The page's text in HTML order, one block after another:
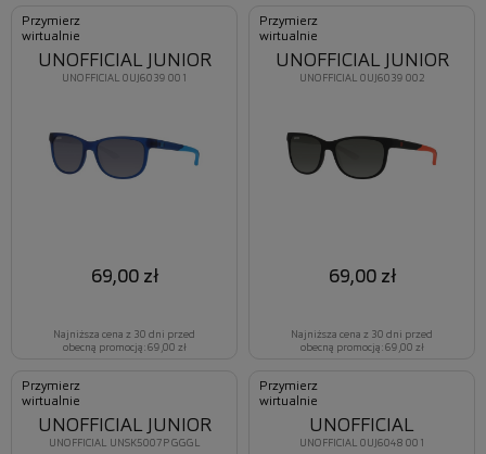
Przymierz
wirtualnie
UNOFFICIAL 0UJ6039 001
UNOFFICIAL JUNIOR
69,00 zł
Najniższa cena z 30 dni przed
obecną promocją: 69,00 zł
Przymierz
wirtualnie
UNOFFICIAL 0UJ6039 002
UNOFFICIAL JUNIOR
69,00 zł
Najniższa cena z 30 dni przed
obecną promocją: 69,00 zł
Przymierz
wirtualnie
UNOFFICIAL UNSK5007P GGGL
UNOFFICIAL JUNIOR
Przymierz
wirtualnie
UNOFFICIAL 0UJ6048 001
UNOFFICIAL